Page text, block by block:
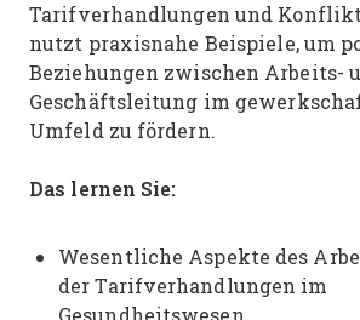
Tarifverhandlungen und
nutzt praxisnahe Beispiele, um
Beziehungen zwischen Arbeits-
Geschäftsleitung im
Umfeld zu fördern.
Das lernen Sie:
Wesentliche Aspekte des
der Tarifverhandlungen im
Gesundheitswesen.